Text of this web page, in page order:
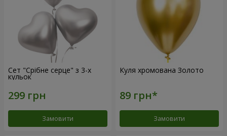
Сет "Срібне серце" з 3-х
кульок
Замовити
Куля хромована Золото
Замовити